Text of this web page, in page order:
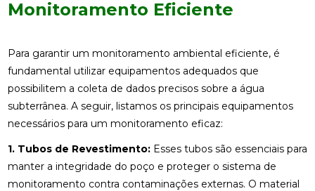
Monitoramento Eficiente
Para garantir um monitoramento ambiental eficiente, é
fundamental utilizar equipamentos adequados que
possibilitem a coleta de dados precisos sobre a água
subterrânea. A seguir, listamos os principais equipamentos
necessários para um monitoramento eficaz:
1. Tubos de Revestimento:Esses tubos são essenciais para
manter a integridade do poço e proteger o sistema de
monitoramento contra contaminações externas. O material